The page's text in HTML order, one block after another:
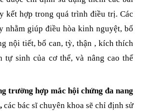
kết hợp trong quá trình điều trị. Các
nhằm giúp điều hòa kinh nguyệt, bổ
nội tiết, bổ can, tỳ, thận , kích thích
tự sinh của cơ thể, và nâng cao thể
trường hợp mắc hội chứng đa nang
các bác sĩ chuyên khoa sẽ chỉ định sử